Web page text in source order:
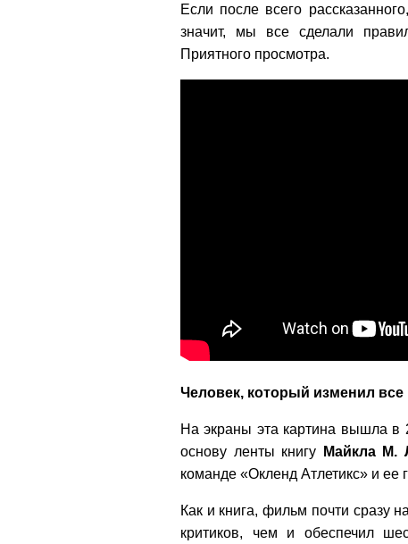
Если после всего
значит, мы все сделали
Приятного просмотра.
Человек, который изменил все
На экраны эта картина вышла в
основу ленты книгу
Майкла М.
команде «Окленд Атлетикс» и
Как и книга, фильм почти сразу
критиков, чем и обеспечил